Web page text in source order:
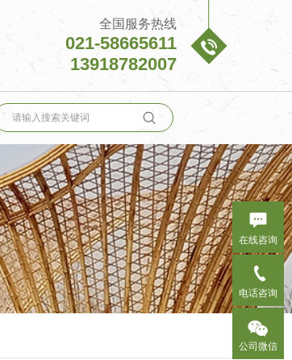
全国服务热线
021-58665611
13918782007



在线咨询

电话咨询

公司微信